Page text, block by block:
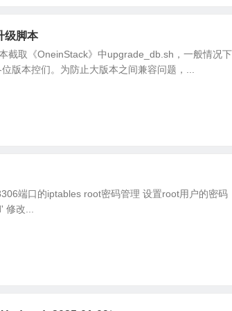
级脚本
截取《OneinStack》中upgrade_db.sh，一般情况
版本控们。为防止大版本之间兼容问题，...
端口的iptables root密码管理 设置root用户的密码
改...